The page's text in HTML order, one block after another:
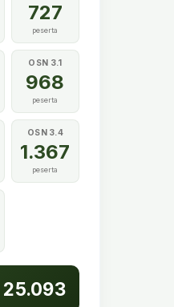
727
peserta
OSN 3.1
968
peserta
OSN 3.4
1.367
peserta
25.093